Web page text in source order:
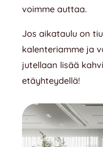
voimme auttaa.
Jos aikataulu on
kalenteriamme ja
jutellaan lisää
etäyhteydellä!